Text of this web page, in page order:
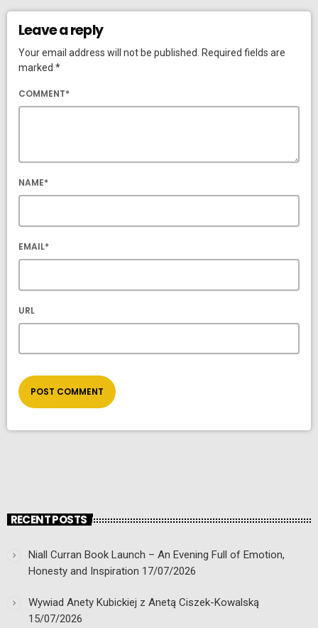
Leave a reply
Your email address will not be published. Required fields are
marked *
COMMENT*
NAME*
EMAIL*
URL
RECENT POSTS
Niall Curran Book Launch – An Evening Full of Emotion,
Honesty and Inspiration 17/07/2026
Wywiad Anety Kubickiej z Anetą Ciszek-Kowalską
15/07/2026